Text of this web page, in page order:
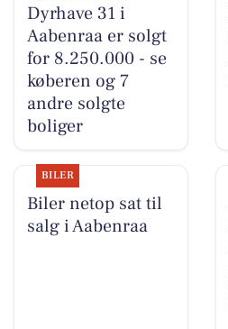
Dyrhave 31 i
Aabenraa er solgt
for 8.250.000 - se
køberen og 7
andre solgte
boliger
BILER
Biler netop sat til
salg i Aabenraa